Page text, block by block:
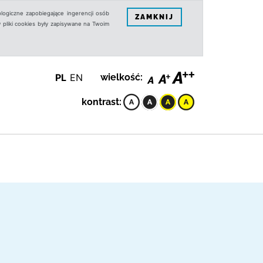
zapobiegające ingerencji osób
cookies były zapisywane na Twoim
ZAMKNIJ
PL EN wielkość:
kontrast: